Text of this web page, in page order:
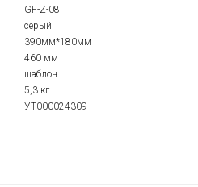
GF-Z-08
серый
390мм*180мм
460 мм
шаблон
5,3 кг
УТ000024309